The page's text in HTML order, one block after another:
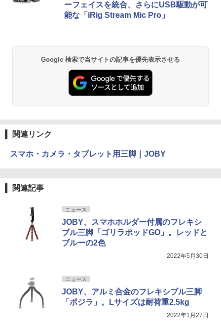
ーフェイスを統合、さらにUSB駆動が可
能な「iRig Stream Mic Pro」
Google 検索で当サイトの記事を優先表示させる
関連リンク
スマホ・カメラ・タブレット用三脚｜JOBY
関連記事
ニュース
JOBY、スマホホルダー付属のフレキシ
ブル三脚「ゴリラポッドGO」。レッドと
ブルーの2色
2022年5月30日
ニュース
JOBY、アルミ合金のフレキシブル三脚
「ポジラ」。Lサイズは耐荷重2.5kg
2022年1月27日